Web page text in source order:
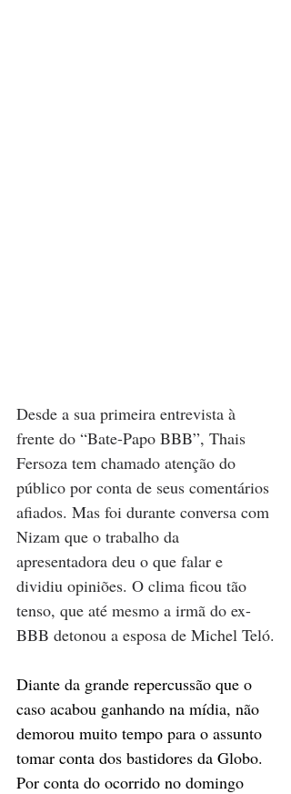
Desde a sua primeira entrevista à
frente do “Bate-Papo BBB”, Thais
Fersoza tem chamado atenção do
público por conta de seus comentários
afiados. Mas foi durante conversa com
Nizam que o trabalho da
apresentadora deu o que falar e
dividiu opiniões. O clima ficou tão
tenso, que até mesmo a irmã do ex-
BBB detonou a esposa de Michel Teló.
Diante da grande repercussão que o
caso acabou ganhando na mídia, não
demorou muito tempo para o assunto
tomar conta dos bastidores da Globo.
Por conta do ocorrido no domingo